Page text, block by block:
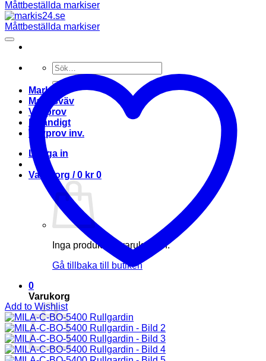
Sök
efter:
Markis
Markisväv
Vävprov
Invändigt
Vävprov inv.
Logga in
Varukorg /0 kr 0
Inga produkter i varukorgen.
Gå tillbaka till butiken
0
Varukorg
Add to Wishlist